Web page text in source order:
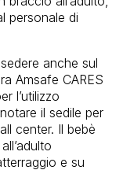
personale di
anche sul
Amsafe CARES
l’utilizzo
il sedile per
center. Il bebè
e su